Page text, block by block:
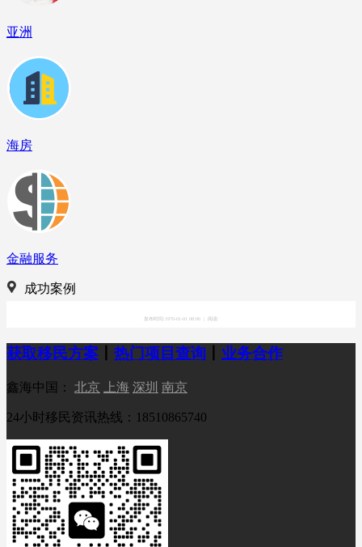
亚洲
海房
金融服务
成功案例
发布时间:1970-01-01 08:00 阅读:
获取移民方案 热门项目查询 业务合作
鑫海中国： 北京 上海 深圳 南京
24小时移民资讯热线：18510865740